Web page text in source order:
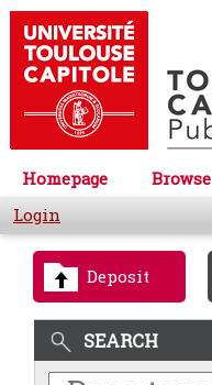
Homepage Browse
Login
Deposit
SEARCH